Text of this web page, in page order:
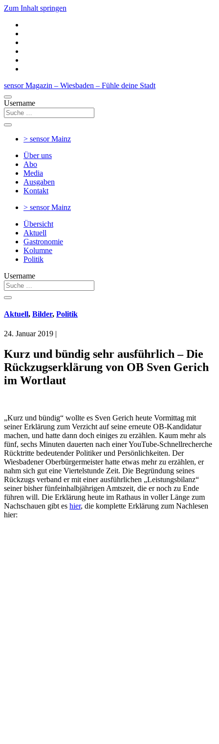
Zum Inhalt springen
sensor Magazin – Wiesbaden – Fühle deine Stadt
Username
> sensorMainz
Über uns
Abo
Media
Ausgaben
Kontakt
> sensorMainz
Übersicht
Aktuell
Gastronomie
Kolumne
Politik
Username
Aktuell, Bilder, Politik
24. Januar 2019 |
Kurz und bündig sehr ausführlich – Die
Rückzugserklärung von OB Sven Gerich
im Wortlaut
„Kurz und bündig“ wollte es Sven Gerich heute Vormittag mit
seiner Erklärung zum Verzicht auf seine erneute OB-Kandidatur
machen, und hatte dann doch einiges zu erzählen. Kaum mehr als
fünf, sechs Minuten dauerten nach einer YouTube-Schnellrecherche
Rücktritte bedeutender Politiker und Persönlichkeiten. Der
Wiesbadener Oberbürgermeister hatte etwas mehr zu erzählen, er
nahm sich gut eine Viertelstunde Zeit. Die Begründung seines
Rückzugs verband er mit einer ausführlichen „Leistungsbilanz“
seiner bisher fünfeinhalbjährigen Amtszeit, die er noch zu Ende
führen will. Die Erklärung heute im Rathaus in voller Länge zum
Nachschauen gibt es hier, die komplette Erklärung zum Nachlesen
hier: